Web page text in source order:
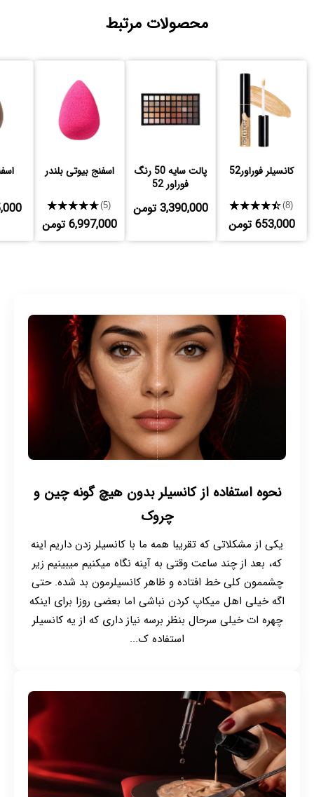
محصولات مرتبط
کانسیلر فوراور52
★★★★★(8)
653,000 تومن
پالت سایه 50 رنگ
فوراور 52
3,390,000 تومن
اسفنج بیوتی بلندر
★★★★★(5)
6,997,000 تومن
نحوه استفاده از کانسیلر بدون هیچ گونه چین و
چروک
یکی از مشکلاتی که تقریبا همه ما با کانسیلر زدن داریم اینه
که، بعد از چند ساعت وقتی به آینه نگاه میکنیم میبینیم زیر
چشممون کلی خط افتاده و ظاهر کانسیلرمون بد شده. حتی
اگه خیلی اهل میکاپ کردن نباشی اما بعضی روزا برای اینکه
چهره ات خیلی سرحال بنظر برسه نیاز داری که از یه کانسیلر
استفاده ک...